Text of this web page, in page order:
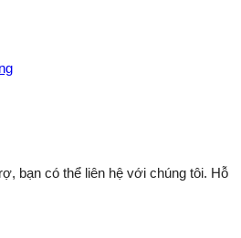
bạn có thể liên hệ với chúng tôi. Hỗ